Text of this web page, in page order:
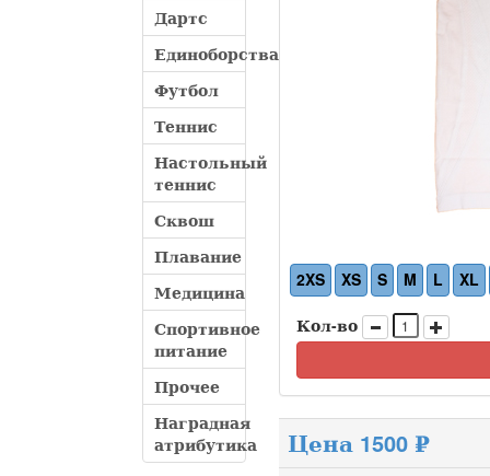
Дартс
Единоборства
Футбол
Теннис
Настольный
теннис
Сквош
Плавание
Медицина
Спортивное
питание
Прочее
Наградная
атрибутика
2XS XS S M L XL
Кол-во
Цена 1500 ₽